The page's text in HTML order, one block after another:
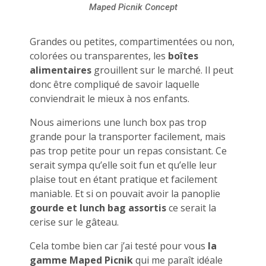
Maped Picnik Concept
Grandes ou petites, compartimentées ou non,
colorées ou transparentes, les boîtes
alimentaires grouillent sur le marché. Il peut
donc être compliqué de savoir laquelle
conviendrait le mieux à nos enfants.
Nous aimerions une lunch box pas trop
grande pour la transporter facilement, mais
pas trop petite pour un repas consistant. Ce
serait sympa qu’elle soit fun et qu’elle leur
plaise tout en étant pratique et facilement
maniable. Et si on pouvait avoir la panoplie
gourde et lunch bag assortisce serait la
cerise sur le gâteau.
Cela tombe bien car j’ai testé pour vous la
gamme Maped Picnikqui me paraît idéale